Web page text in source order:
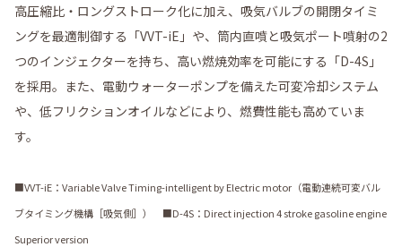
高圧縮比・ロングストローク化に加え、吸気バルブの開閉タイミ
ングを最適制御する「VVT-iE」や、筒内直噴と吸気ポート噴射の2
つのインジェクターを持ち、高い燃焼効率を可能にする「D-4S」
を採用。また、電動ウォーターポンプを備えた可変冷却システム
や、低フリクションオイルなどにより、燃費性能も高めていま
す。
■VVT-iE：Variable Valve Timing-intelligent by Electric motor（電動連続可変バル
ブタイミング機構［吸気側］） ■D-4S：Direct injection 4 stroke gasoline engine
Superior version